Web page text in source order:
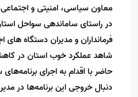
معاون سیاسی، امنیتی و
در راستای ساماندهی سواحل
فرمانداران و مدیران دستگاه
شاهد عملکرد خوب استان در
حاضر با اقدام به اجرای
دنبال خروجی این برنامه‌ها در